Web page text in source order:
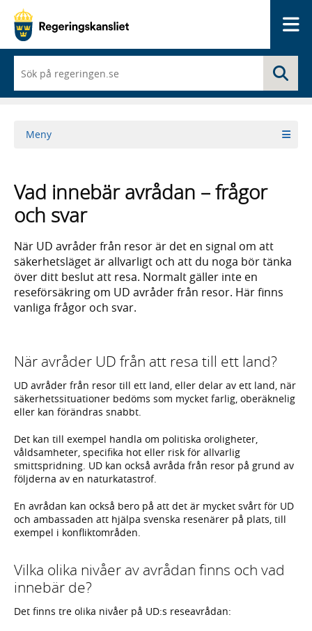
du
börjar
skriva
framträder
sökförslag
Meny
Vad innebär avrådan – frågor
och svar
När UD avråder från resor är det en signal om att
säkerhetsläget är allvarligt och att du noga bör tänka
över ditt beslut att resa. Normalt gäller inte en
reseförsäkring om UD avråder från resor. Här finns
vanliga frågor och svar.
När avråder UD från att resa till ett land?
UD avråder från resor till ett land, eller delar av ett land, när
säkerhetssituationer bedöms som mycket farlig, oberäknelig
eller kan förändras snabbt.
Det kan till exempel handla om politiska oroligheter,
våldsamheter, specifika hot eller risk för allvarlig
smittspridning. UD kan också avråda från resor på grund av
följderna av en naturkatastrof.
En avrådan kan också bero på att det är mycket svårt för UD
och ambassaden att hjälpa svenska resenärer på plats, till
exempel i konfliktområden.
Vilka olika nivåer av avrådan finns och vad
innebär de?
Det finns tre olika nivåer på UD:s reseavrådan: